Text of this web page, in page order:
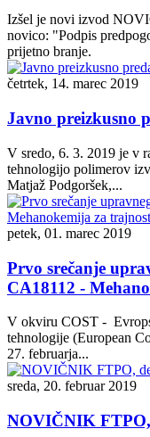
Izšel je novi izvod
novico: "Podpis
prijetno branje.
četrtek, 14. marec 2019
Javno preizkusno
V sredo, 6. 3. 2019 je v
tehnologijo polimerov
Matjaž Podgoršek,...
petek, 01. marec 2019
Prvo srečanje
CA18112 -
V okviru COST -
tehnologije (European
27. februarja...
sreda, 20. februar 2019
NOVIČNIK FTPO,